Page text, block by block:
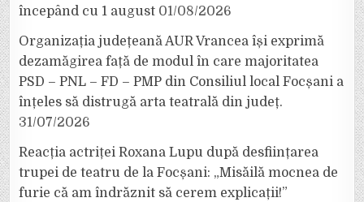
începând cu 1 august 01/08/2026
Organizația județeană AUR Vrancea își exprimă
dezamăgirea față de modul în care majoritatea
PSD – PNL – FD – PMP din Consiliul local Focșani a
înțeles să distrugă arta teatrală din județ.
31/07/2026
Reacția actriței Roxana Lupu după desființarea
trupei de teatru de la Focșani: „Misăilă mocnea de
furie că am îndrăznit să cerem explicații!”